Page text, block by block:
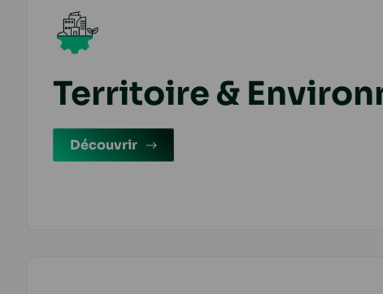
Territoire &
Découvrir